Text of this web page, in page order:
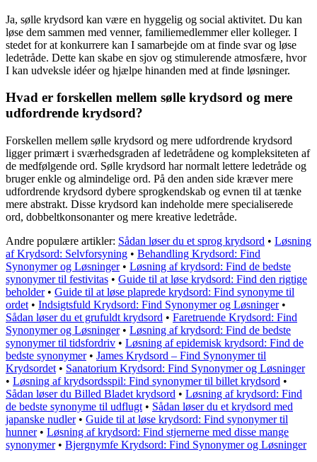
Ja, sølle krydsord kan være en hyggelig og social aktivitet. Du kan
løse dem sammen med venner, familiemedlemmer eller kolleger. I
stedet for at konkurrere kan I samarbejde om at finde svar og løse
ledetråde. Dette kan skabe en sjov og stimulerende atmosfære, hvor
I kan udveksle idéer og hjælpe hinanden med at finde løsninger.
Hvad er forskellen mellem sølle krydsord og mere
udfordrende krydsord?
Forskellen mellem sølle krydsord og mere udfordrende krydsord
ligger primært i sværhedsgraden af ledetrådene og kompleksiteten af
de medfølgende ord. Sølle krydsord har normalt lettere ledetråde og
bruger enkle og almindelige ord. På den anden side kræver mere
udfordrende krydsord dybere sprogkendskab og evnen til at tænke
mere abstrakt. Disse krydsord kan indeholde mere specialiserede
ord, dobbeltkonsonanter og mere kreative ledetråde.
Andre populære artikler: Sådan løser du et sprog krydsord • Løsning
af Krydsord: Selvforsyning • Behandling Krydsord: Find
Synonymer og Løsninger• Løsning af krydsord: Find de bedste
synonymer til festivitas • Guide til at løse krydsord: Find den rigtige
beholder• Guide til at løse plaprede krydsord: Find synonyme til
ordet • Indsigtsfuld Krydsord: Find Synonymer og Løsninger•
Sådan løser du et grufuldt krydsord • Faretruende Krydsord: Find
Synonymer og Løsninger• Løsning af krydsord: Find de bedste
synonymer til tidsfordriv • Løsning af epidemisk krydsord: Find de
bedste synonymer• James Krydsord – Find Synonymer til
Krydsordet • Sanatorium Krydsord: Find Synonymer og Løsninger
• Løsning af krydsordsspil: Find synonymer til billet krydsord •
Sådan løser du Billed Bladet krydsord • Løsning af krydsord: Find
de bedste synonyme til udflugt • Sådan løser du et krydsord med
japanske nudler• Guide til at løse krydsord: Find synonymer til
hunner• Løsning af krydsord: Find stjernerne med disse mange
synonymer• Bjergnymfe Krydsord: Find Synonymer og Løsninger